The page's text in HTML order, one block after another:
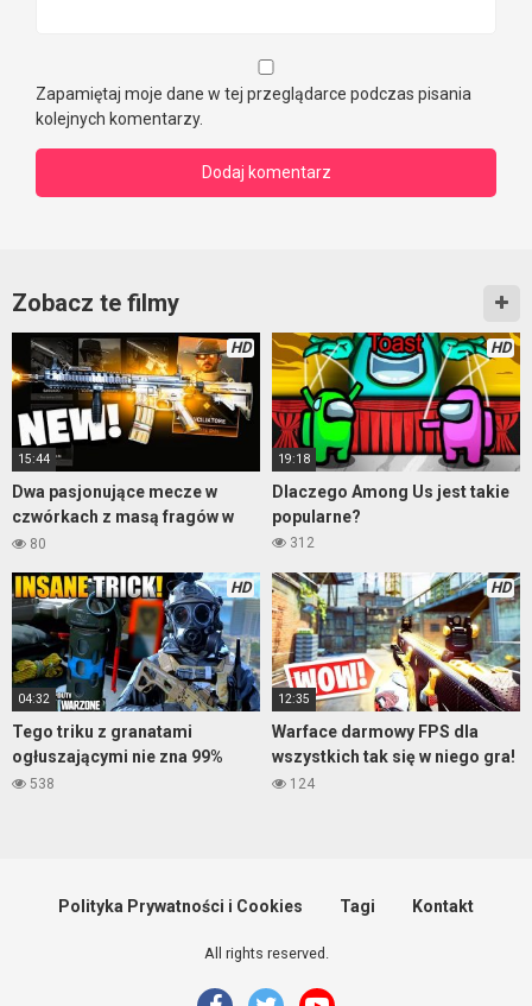
Zapamiętaj moje dane w tej przeglądarce podczas pisania
kolejnych komentarzy.
Zobacz te filmy
HD
15:44
Dwa pasjonujące mecze w
czwórkach z masą fragów w
Warzone
80
HD
19:18
Dlaczego Among Us jest takie
popularne?
312
HD
04:32
Tego triku z granatami
ogłuszającymi nie zna 99%
graczy Warzone
538
HD
12:35
Warface darmowy FPS dla
wszystkich tak się w niego gra!
124
Polityka Prywatności i Cookies Tagi Kontakt
All rights reserved.